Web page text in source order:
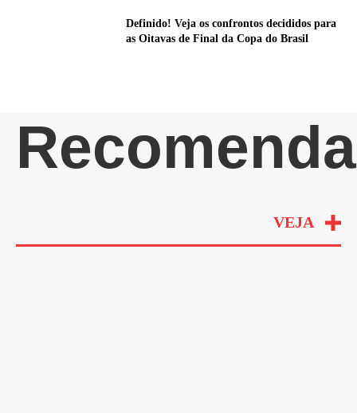
Definido! Veja os confrontos decididos para
as Oitavas de Final da Copa do Brasil
VEJA